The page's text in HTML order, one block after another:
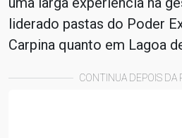
liderado pastas do Poder
Carpina quanto em Lagoa
CONTINUA DEPOIS DA